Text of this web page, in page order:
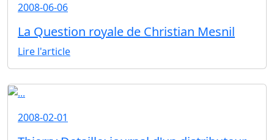
2008-06-06
La Question royale de Christian Mesnil
Lire l'article
2008-02-01